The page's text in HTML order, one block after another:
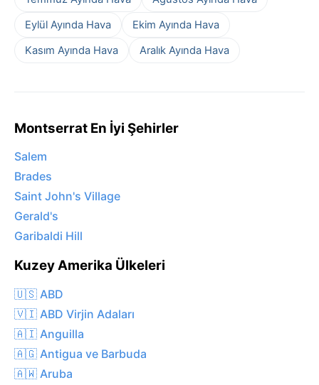
Eylül Ayında Hava
Ekim Ayında Hava
Kasım Ayında Hava
Aralık Ayında Hava
Montserrat En İyi Şehirler
Salem
Brades
Saint John's Village
Gerald's
Garibaldi Hill
Kuzey Amerika Ülkeleri
🇺🇸 ABD
🇻🇮 ABD Virjin Adaları
🇦🇮 Anguilla
🇦🇬 Antigua ve Barbuda
🇦🇼 Aruba